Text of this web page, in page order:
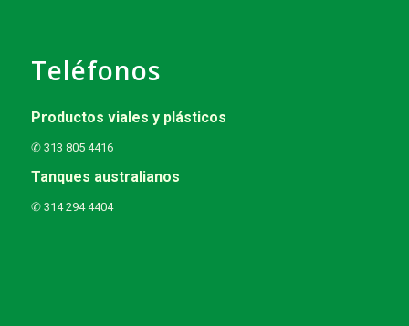
Teléfonos
Productos viales y plásticos
✆ 313 805 4416
Tanques australianos
✆ 314 294 4404